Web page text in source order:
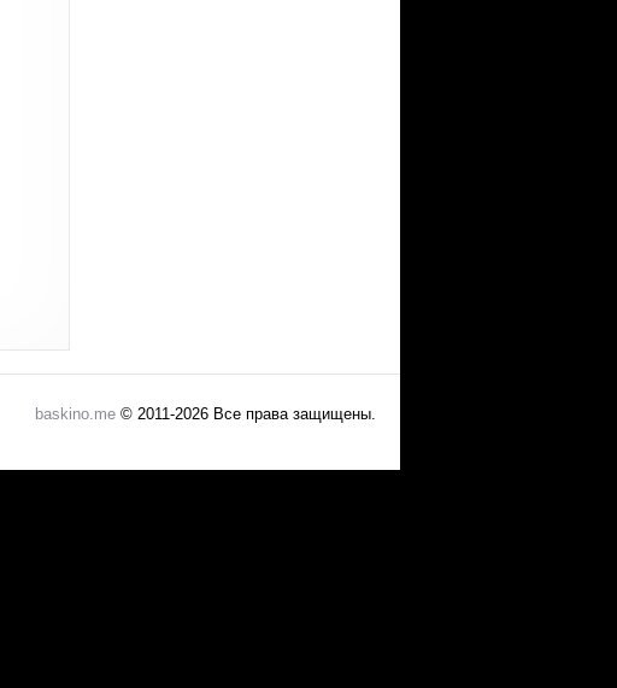
baskino.me © 2011-2026 Все права защищены.